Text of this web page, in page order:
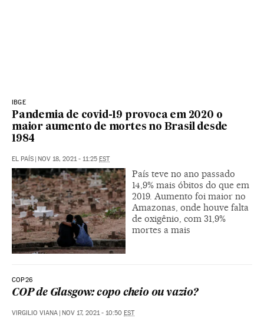
IBGE
Pandemia de covid-19 provoca em 2020 o
maior aumento de mortes no Brasil desde
1984
EL PAÍS | NOV 18, 2021 - 11:25 EST
País teve no ano passado
14,9% mais óbitos do que em
2019. Aumento foi maior no
Amazonas, onde houve falta
de oxigênio, com 31,9%
mortes a mais
COP26
COP de Glasgow: copo cheio ou vazio?
VIRGILIO VIANA | NOV 17, 2021 - 10:50 EST